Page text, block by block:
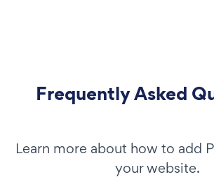
Frequently Asked
Learn more about how to add
your website.